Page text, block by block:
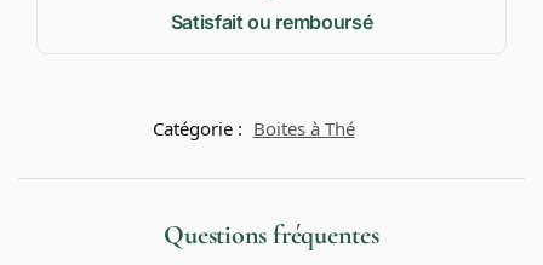
Satisfait ou remboursé
Catégorie : Boites à Thé
Questions fréquentes